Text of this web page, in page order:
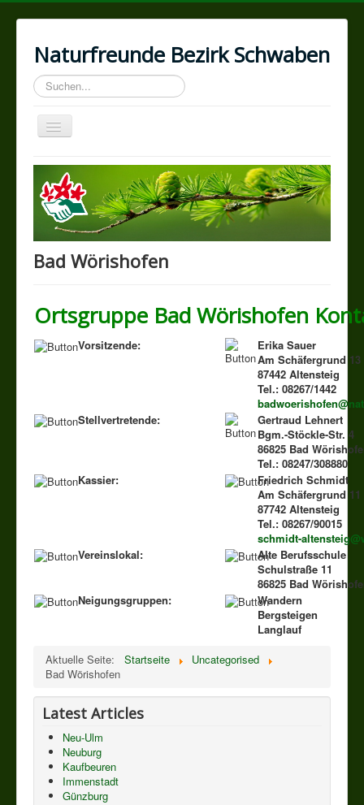
Naturfreunde Bezirk Schwaben
Suchen...
Toggle
Navigation
Home
Wir über uns
Geschichte
Ortsgruppen
Impressum
Bad Wörishofen
Ortsgruppe Bad Wörishofen
Vorsitzende:
Erika Sauer
Am Schäfergrund 13
87442 Altensteig
Tel.: 08267/1442
Stellvertretende:
Gertraud Lehnert
Bgm.-Stöckle-Str. 4
86825 Bad
Tel.: 08247/308880
Kassier:
Friedrich Schmidt
Am Schäfergrund 11
87742 Altensteig
Tel.: 08267/90015
schmidt-
Vereinslokal:
Alte Berufsschule
Schulstraße 11
86825 Bad
Neigungsgruppen:
Wandern
Bergsteigen
Langlauf
Aktuelle Seite:
Startseite
Uncategorised
Bad Wörishofen
Latest Articles
Neu-Ulm
Neuburg
Kaufbeuren
Immenstadt
Günzburg